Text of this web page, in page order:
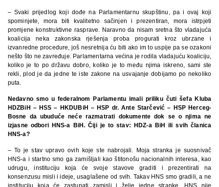
– Svaki prijedlog koji dođe na Parlamentarnu skupštinu, pa i ovaj koji
spominjete, mora biti kvalitetno sačinjen i prezentiran, mora istrpjeti
promjene konstruktivne rasprave. Naravno da nisam sretna što vladajuća
koalicija neka zakonska rješenja proba progurati kroz ubrzane i
izvanredne procedure, još nesretnija ću biti ako im to uspije pa se ozakoni
nešto što ne zavređuje. Parlamentarna većina je rodila vladajuću koaliciju,
koliko je to po državu dobro, koliko je to među njima iskreno, sami ste
rekli, plod je da jedne te iste zakone na usvajanje dobijamo po nekoliko
puta.
Nedavno smo u federalnom Parlamentu imali priliku čuti šefa Kluba
HDZBiH – HSS – HKDUBiH – HSP dr. Ante Starčević – HSP Herceg-
Bosne da ubuduće neće razmatrati dokumente dok se o njima ne
izjasne odbori HNS-a BiH. Čiji je to stav: HDZ-a BiH ili svih članica
HNS-a?
– To je stav upravo ovih koje ste nabrojali. Moja stranka je suosnivač
HNS-a i startno smo ga zamišljali kao štitonošu nacionalnih interesa, kao
udrugu, instituciju koja će svoje stavove graditi i prezentirati na
konsenzusu misli i ideje, usaglašene od svih. Takav HNS smo gradili, a ne
instituciju koja će zastupati zamisli i želje jedne stranke. HNS nije